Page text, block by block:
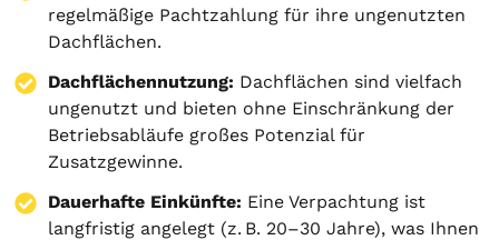
regelmäßige Pachtzahlung für ihre ungenutzten
Dachflächen.
Dachflächennutzung: Dachflächen sind vielfach
ungenutzt und bieten ohne Einschränkung der
Betriebsabläufe großes Potenzial für
Zusatzgewinne.
Dauerhafte Einkünfte: Eine Verpachtung ist
langfristig angelegt (z. B. 20–30 Jahre), was Ihnen